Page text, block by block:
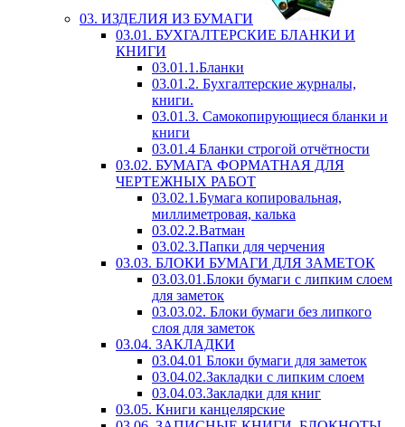
03. ИЗДЕЛИЯ ИЗ БУМАГИ
03.01. БУХГАЛТЕРСКИЕ БЛАНКИ И
КНИГИ
03.01.1.Бланки
03.01.2. Бухгалтерские журналы,
книги.
03.01.3. Самокопирующиеся бланки и
книги
03.01.4 Бланки строгой отчётности
03.02. БУМАГА ФОРМАТНАЯ ДЛЯ
ЧЕРТЕЖНЫХ РАБОТ
03.02.1.Бумага копировальная,
миллиметровая, калька
03.02.2.Ватман
03.02.3.Папки для черчения
03.03. БЛОКИ БУМАГИ ДЛЯ ЗАМЕТОК
03.03.01.Блоки бумаги с липким слоем
для заметок
03.03.02. Блоки бумаги без липкого
слоя для заметок
03.04. ЗАКЛАДКИ
03.04.01 Блоки бумаги для заметок
03.04.02.Закладки с липким слоем
03.04.03.Закладки для книг
03.05. Книги канцелярские